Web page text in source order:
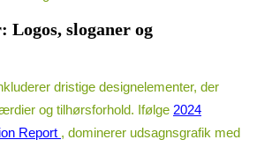
Logos, sloganer og
dristige designelementer, der
og tilhørsforhold. Ifølge 2024
Report , dominerer udsagnsgrafik med